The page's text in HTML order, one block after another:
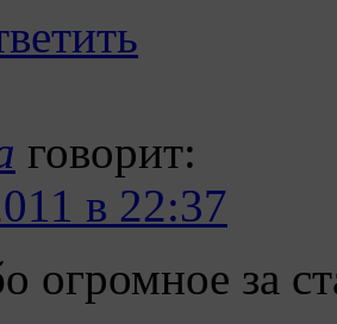
говорит:
в 22:37
огромное за